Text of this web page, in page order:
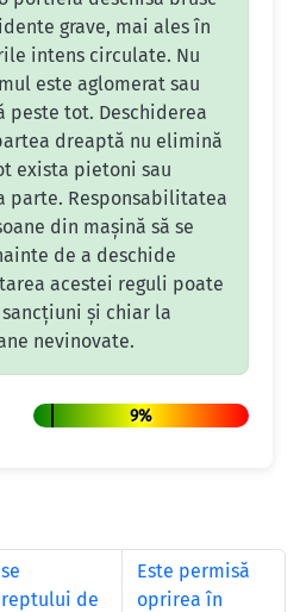
grave, mai ales în
intens circulate. Nu
este aglomerat sau
peste tot. Deschiderea
dreaptă nu elimină
exista pietoni sau
parte. Responsabilitatea
din mașină să se
de a deschide
acestei reguli poate
și chiar la
nevinovate.
9%
de
Este permisă
oprirea în